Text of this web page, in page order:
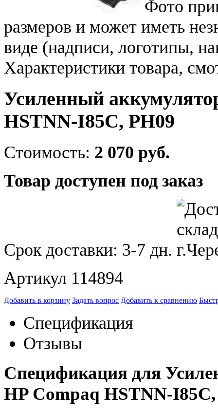
Фото
размеров и может иметь
виде (надписи, логотипы,
Характеристики товара,
Усиленный
HSTNN-I85C, PH09
Стоимость: 2 070 руб.
Товар доступен под заказ
Срок доставки: 3-7 дн.
Артикул 114894
Добавить в корзину Задать вопрос Добавить к сравнению
Спецификация
Отзывы
Спецификация для
HP Compaq HSTNN-